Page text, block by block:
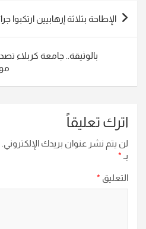
تصفّح
المقالات
الإطاحة بثلاثة إرهابيين
بالوثيقة.. جامعة كربلاء
اترك تعليقاً
لن يتم نشر عنوان بريدك الإلكتروني.
بـ *
التعليق *